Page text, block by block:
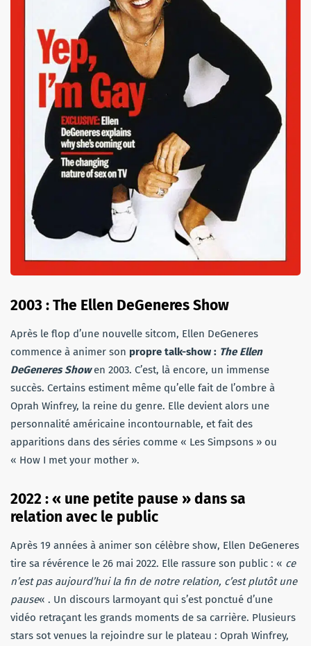
2003 : The Ellen DeGeneres Show
Après le flop d’une nouvelle sitcom, Ellen DeGeneres
commence à animer son propre talk-show : The Ellen
DeGeneres Show en 2003. C’est, là encore, un immense
succès. Certains estiment même qu’elle fait de l’ombre à
Oprah Winfrey, la reine du genre. Elle devient alors une
personnalité américaine incontournable, et fait des
apparitions dans des séries comme « Les Simpsons » ou
« How I met your mother ».
2022 : « une petite pause » dans sa
relation avec le public
Après 19 années à animer son célèbre show, Ellen DeGeneres
tire sa révérence le 26 mai 2022. Elle rassure son public : « ce
n’est pas aujourd’hui la fin de notre relation, c’est plutôt une
pause« . Un discours larmoyant qui s’est ponctué d’une
vidéo retraçant les grands moments de sa carrière. Plusieurs
stars sot venues la rejoindre sur le plateau : Oprah Winfrey,